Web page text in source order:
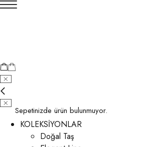
Sepetinizde ürün bulunmuyor.
KOLEKSİYONLAR
Doğal Taş